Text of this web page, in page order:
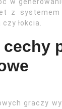
z
łokcia.
cechy
graczy